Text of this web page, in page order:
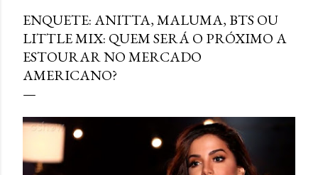
ENQUETE: ANITTA, MALUMA, BTS OU
LITTLE MIX: QUEM SERÁ O PRÓXIMO A
ESTOURAR NO MERCADO
AMERICANO?